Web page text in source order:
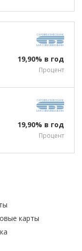
19,90% в год
Процент
19,90% в год
Процент
карты